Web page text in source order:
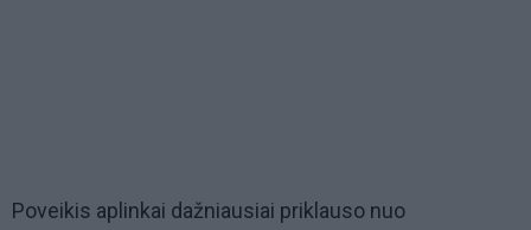
Poveikis aplinkai dažniausiai priklauso nuo